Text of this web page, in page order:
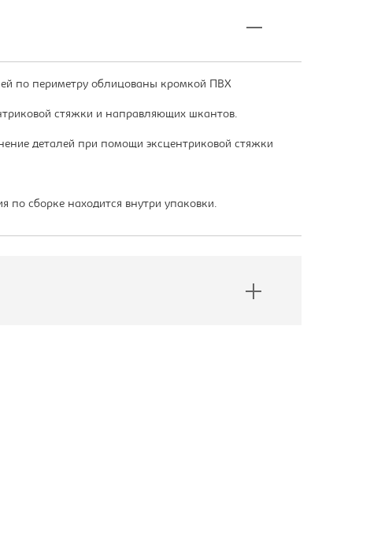
по периметру облицованы кромкой ПВХ
стяжки и направляющих шкантов.
деталей при помощи эксцентриковой стяжки
по сборке находится внутри упаковки.